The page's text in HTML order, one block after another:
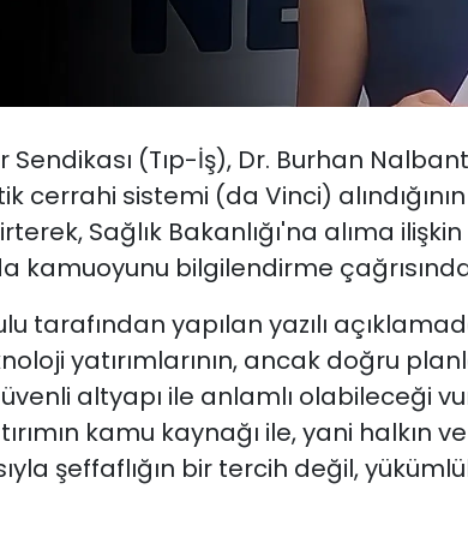
Sendikası (Tıp-İş), Dr. Burhan
cerrahi sistemi (da Vinci) alındığının
Sağlık Bakanlığı'na alıma
kamuoyunu bilgilendirme
tarafından yapılan yazılı
yatırımlarının, ancak doğru
altyapı ile anlamlı olabileceği
kamu kaynağı ile, yani halkın
şeffaflığın bir tercih değil,